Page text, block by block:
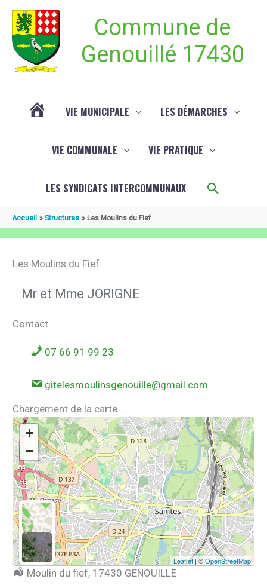
Commune de
Genouillé 17430
VIE MUNICIPALE LES DÉMARCHES
VIE COMMUNALE VIE PRATIQUE
LES SYNDICATS INTERCOMMUNAUX
Accueil Structures Les Moulins du Fief
Les Moulins du Fief
Mr et Mme JORIGNE
Contact
07 66 91 99 23
gitelesmoulinsgenouille@gmail.com
Chargement de la carte ...
+
−
Leaflet| ©OpenStreetMap
Localisation :
Moulin du fief, 17430 GENOUILLE